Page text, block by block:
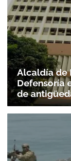
Alcaldía de
Defensoría
de